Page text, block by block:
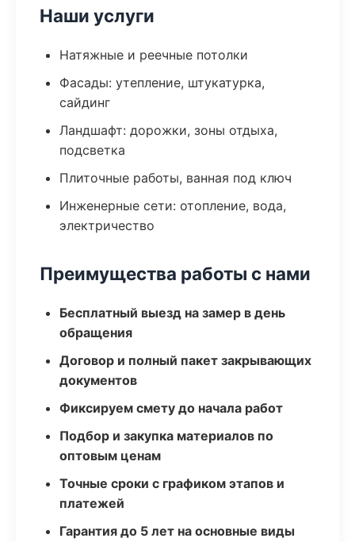
Наши услуги
Натяжные и реечные потолки
Фасады: утепление, штукатурка,
сайдинг
Ландшафт: дорожки, зоны отдыха,
подсветка
Плиточные работы, ванная под ключ
Инженерные сети: отопление, вода,
электричество
Преимущества работы с нами
Бесплатный выезд на замер в день
обращения
Договор и полный пакет закрывающих
документов
Фиксируем смету до начала работ
Подбор и закупка материалов по
оптовым ценам
Точные сроки с графиком этапов и
платежей
Гарантия до 5 лет на основные виды